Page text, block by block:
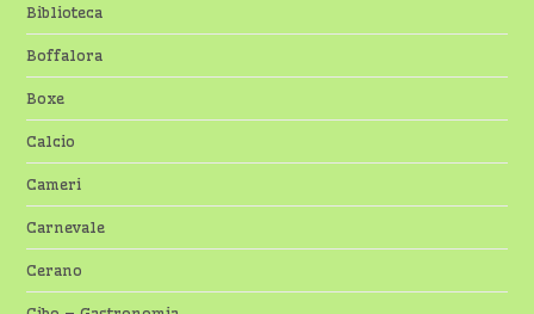
Biblioteca
Boffalora
Boxe
Calcio
Cameri
Carnevale
Cerano